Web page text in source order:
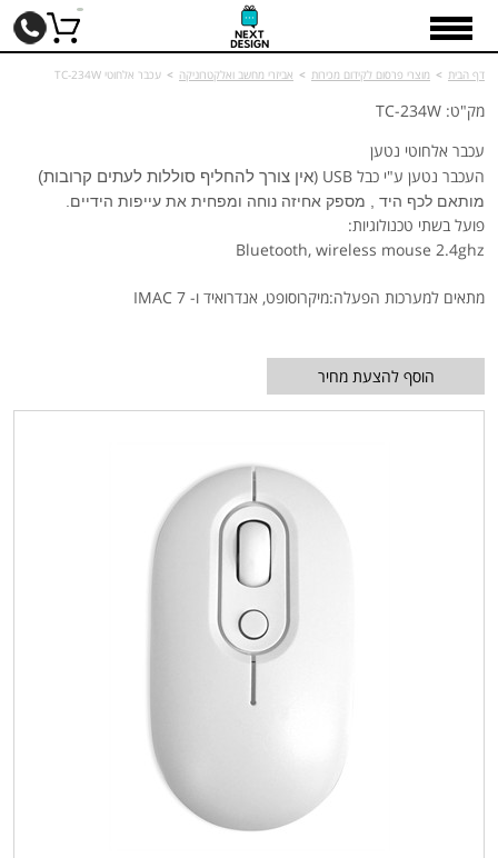
דף הבית > מוצרי פרסום לקידום מכירות > אביזרי מחשב ואלקטרוניקה > עכבר אלחוטי TC-234W
מק"ט: TC-234W
עכבר אלחוטי נטען
העכבר נטען ע"י כבל USB (
אין צורך להחליף סוללות לעתים קרובות)
מותאם לכף היד , מספק אחיזה נוחה ומפחית את עייפות הידיים.
פועל בשתי טכנולוגיות:
Bluetooth, wireless mouse 2.4ghz
מתאים למערכות הפעלה:מיקרוסופט, אנדרואיד ו- IMAC 7
הוסף להצעת מחיר